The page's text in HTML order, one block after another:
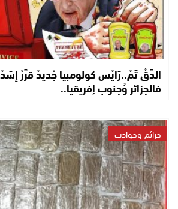
الدَّقْ تَمْ..رَايْس كولومبيا جْدِيدْ قرَّرْ
فالجزائر وُجنوب إفريقيا..
جرائم وحوادث